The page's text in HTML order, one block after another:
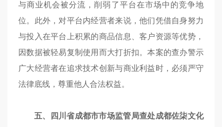
与商业机会被分流，削弱了平台在市场中的竞争地
位。此外，对平台内经营者来说，他们凭借自身努力
与投入在平台上积累的商品信息、客户资源等优势，
因数据被轻易复制使用而大打折扣。本案的查办警示
广大经营者在追求技术创新与商业利益时，必须严守
法律底线，尊重他人合法权益。
五、四川省成都市市场监管局查处成都佐柒文化